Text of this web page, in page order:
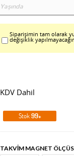
Siparişimin tam olarak
değişiklik
KDV Dahil
Stok99+
TAKVİM MAGNET